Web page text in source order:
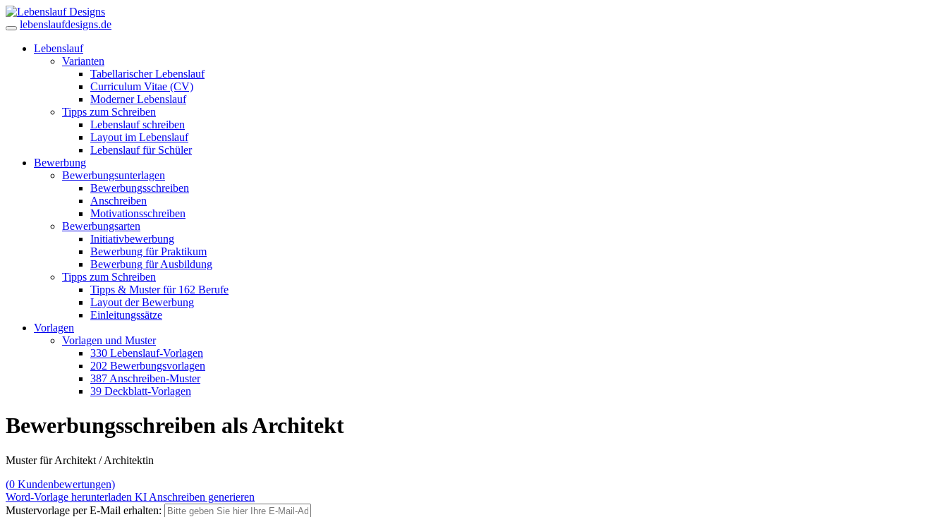
lebenslaufdesigns.de
Lebenslauf
Varianten
Tabellarischer Lebenslauf
Curriculum Vitae (CV)
Moderner Lebenslauf
Tipps zum Schreiben
Lebenslauf schreiben
Layout im Lebenslauf
Lebenslauf für Schüler
Bewerbung
Bewerbungsunterlagen
Bewerbungsschreiben
Anschreiben
Motivationsschreiben
Bewerbungsarten
Initiativbewerbung
Bewerbung für Praktikum
Bewerbung für Ausbildung
Tipps zum Schreiben
Tipps & Muster für 162 Berufe
Layout der Bewerbung
Einleitungssätze
Vorlagen
Vorlagen und Muster
330 Lebenslauf-Vorlagen
202 Bewerbungsvorlagen
387 Anschreiben-Muster
39 Deckblatt-Vorlagen
Bewerbungsschreiben als Architekt
Muster für Architekt / Architektin
(0 Kundenbewertungen)
Word-Vorlage herunterladen KI Anschreiben generieren
Mustervorlage per E-Mail erhalten: